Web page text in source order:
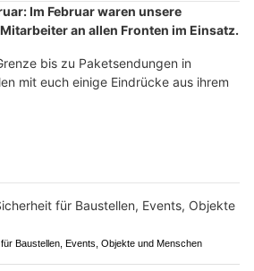
Im Februar waren unsere
an allen Fronten im Einsatz.
bis zu Paketsendungen in
mit euch einige Eindrücke aus ihrem
Baustellen, Events, Objekte und Menschen